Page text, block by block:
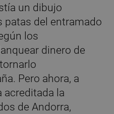
un dibujo
patas del entramado
los
dinero de
Pero ahora, a
acreditada la
de Andorra,